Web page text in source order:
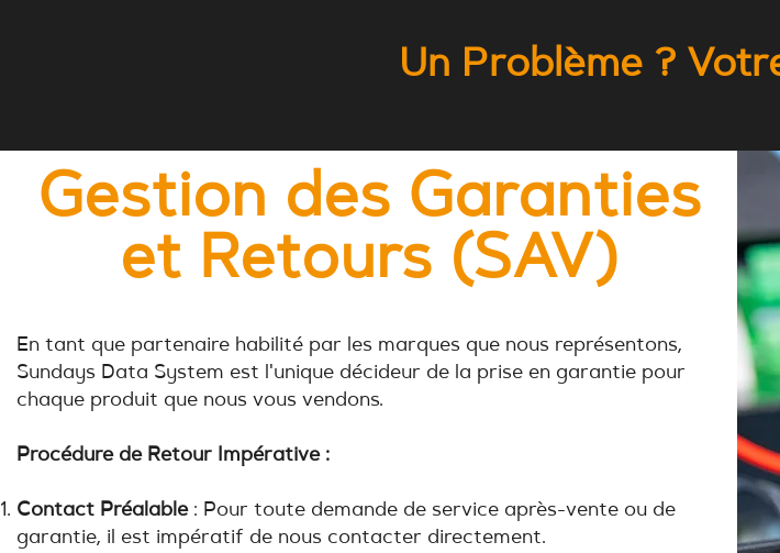
Un Problème ?
Gestion des Garanties
et Retours (SAV)
En tant que partenaire habilité par les marques que nous représentons,
Sundays Data System est l'unique décideur de la prise en garantie pour
chaque produit que nous vous vendons.
Procédure de Retour Impérative :
Contact Préalable: Pour toute demande de service après-vente ou de
garantie, il est impératif de nous contacter directement.